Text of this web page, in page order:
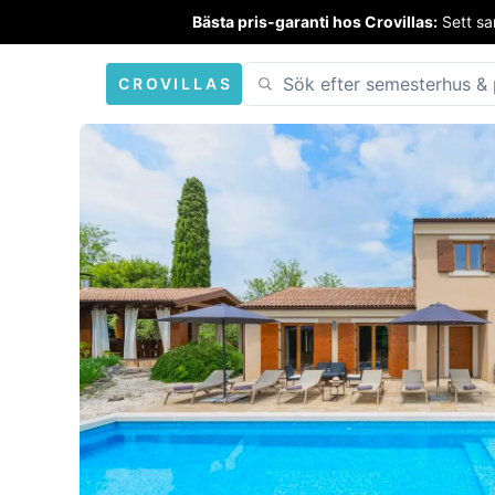
Bästa pris-garanti hos Crovillas: Sett
CROVILLAS